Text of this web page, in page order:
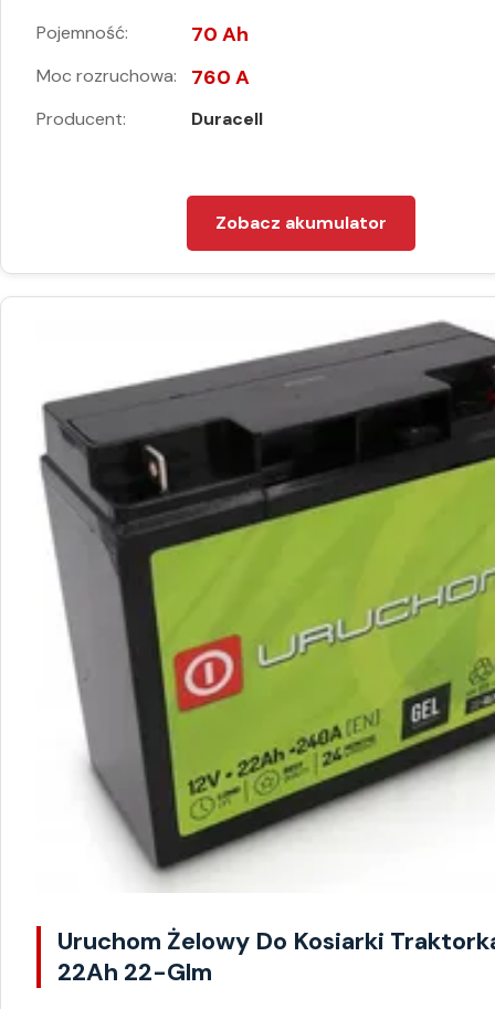
Pojemność: 70 Ah
Moc rozruchowa: 760 A
Producent: Duracell
Zobacz akumulator
Uruchom Żelowy Do Kosiarki
22Ah 22-Glm